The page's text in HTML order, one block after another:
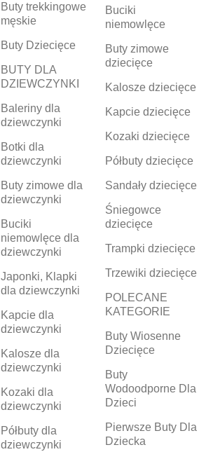
Buty trekkingowe
męskie
Buty Dziecięce
BUTY DLA
DZIEWCZYNKI
Baleriny dla
dziewczynki
Botki dla
dziewczynki
Buty zimowe dla
dziewczynki
Buciki
niemowlęce dla
dziewczynki
Japonki, Klapki
dla dziewczynki
Kapcie dla
dziewczynki
Kalosze dla
dziewczynki
Kozaki dla
dziewczynki
Półbuty dla
dziewczynki
Buciki
niemowlęce
Buty zimowe
dziecięce
Kalosze dziecięce
Kapcie dziecięce
Kozaki dziecięce
Półbuty dziecięce
Sandały dziecięce
Śniegowce
dziecięce
Trampki dziecięce
Trzewiki dziecięce
POLECANE
KATEGORIE
Buty Wiosenne
Dziecięce
Buty
Wodoodporne Dla
Dzieci
Pierwsze Buty Dla
Dziecka